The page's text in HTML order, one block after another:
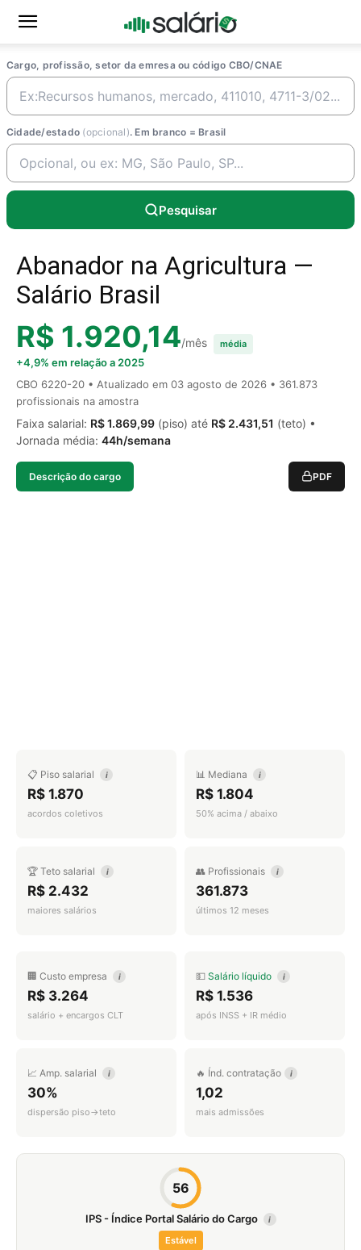
Cargo, profissão, setor da emresa ou código CBO/CNAE
Cidade/estado (opcional). Em branco = Brasil
Pesquisar
Abanador na Agricultura —
Salário Brasil
R$ 1.920,14/mês média
+4,9% em relação a 2025
CBO 6220-20 • Atualizado em 03 agosto de 2026 • 361.873
profissionais na amostra
Faixa salarial: R$ 1.869,99 (piso) até R$ 2.431,51 (teto) •
Jornada média: 44h/semana
Descrição do cargo PDF
📋 Piso salarial i
R$ 1.870
acordos coletivos
📊 Mediana i
R$ 1.804
50% acima / abaixo
🏆 Teto salarial i
R$ 2.432
maiores salários
👥 Profissionais i
361.873
últimos 12 meses
🏢 Custo empresa i
R$ 3.264
salário + encargos CLT
💵 Salário líquido i
R$ 1.536
após INSS + IR médio
📈 Amp. salarial i
30%
dispersão piso→teto
🔥 Índ. contratação i
1,02
mais admissões
56
IPS - Índice Portal Salário do Cargo i
Estável